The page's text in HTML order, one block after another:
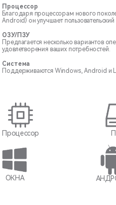
Процессор
Благодаря процессорам нового
Android) он улучшает пользовательский
ОЗУ/ПЗУ
Предлагается несколько вариантов
удовлетворения ваших потребностей.
Система
Поддерживаются Windows, Android и
Процессор
ОКНА